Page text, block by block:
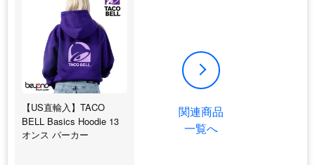
【US直輸入】TACO
BELL Basics Hoodie 13
オンス パーカー
関連商品
一覧へ